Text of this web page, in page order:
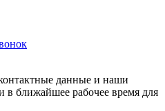
данные и наши
в ближайшее рабочее время для